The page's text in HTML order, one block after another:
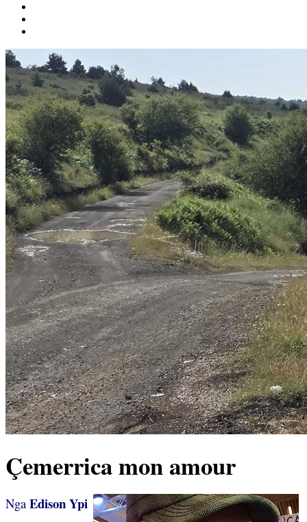
Çemerrica mon amour
Nga Edison Ypi